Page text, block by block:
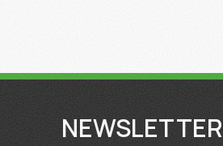
NEWSLETTER